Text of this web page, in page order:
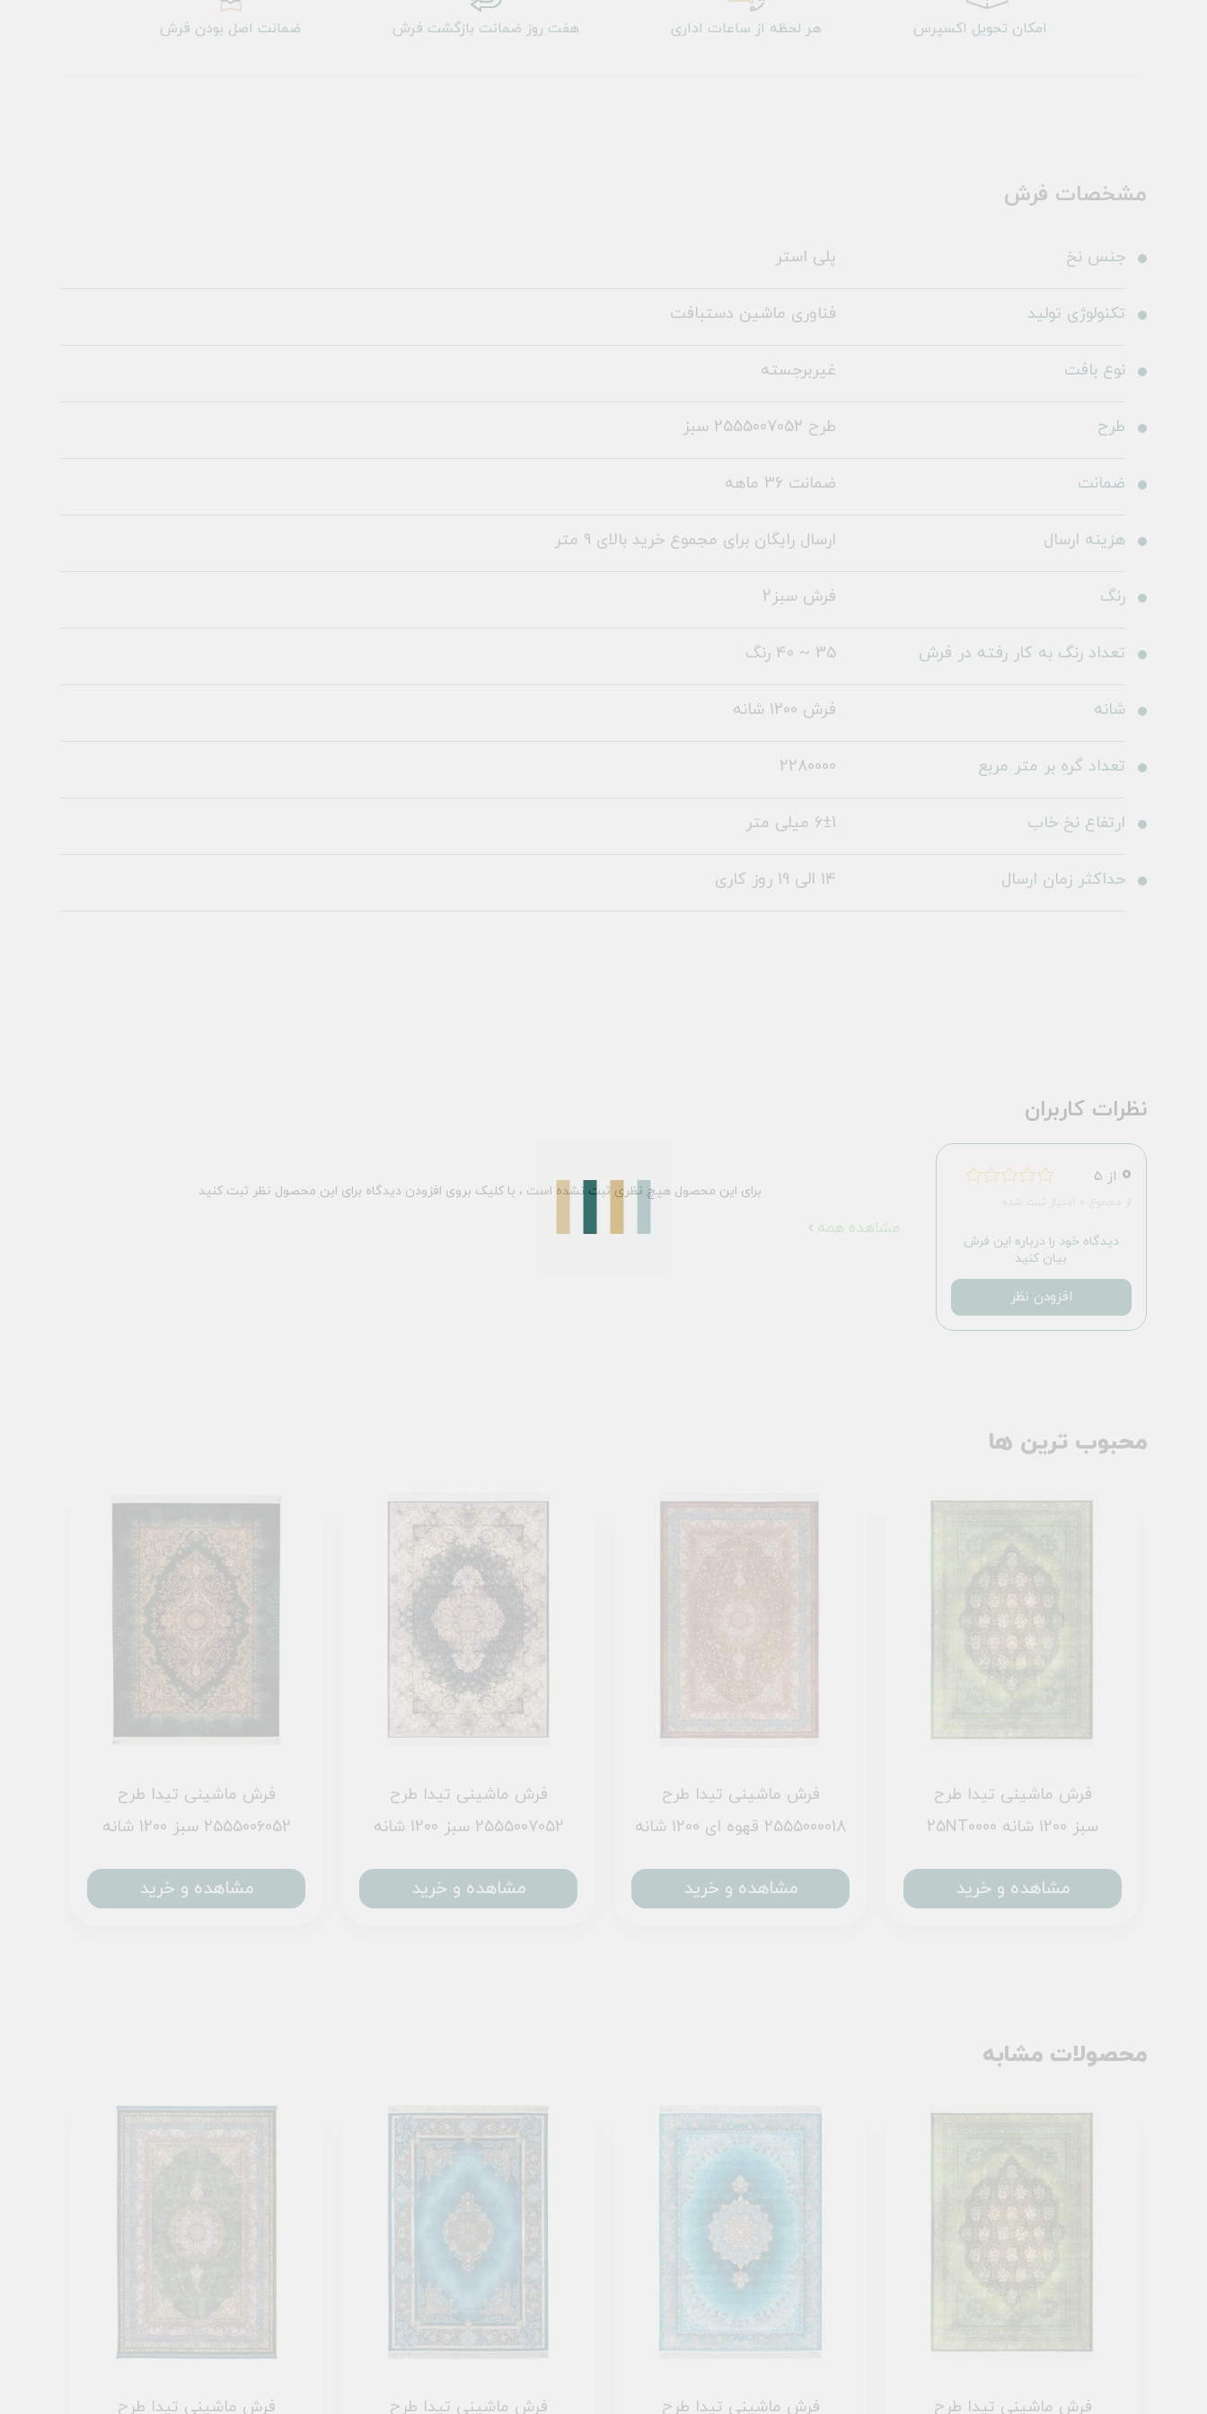
امکان تحویل اکسپرس هر لحظه از ساعات اداری هفت روز ضمانت بازگشت فرش ضمانت اصل بودن فرش
مشخصات فرش
جنس نخ پلی استر
تکنولوژی تولید فناوری ماشین دستبافت
نوع بافت غیربرجسته
طرح طرح 2555007052 سبز
ضمانت ضمانت 36 ماهه
هزینه ارسال ارسال رایگان برای مجموع خرید بالای 9 متر
رنگ فرش سبز2
تعداد رنگ به کار رفته در فرش 35 ~ 40 رنگ
شانه فرش 1200 شانه
تعداد گره بر متر مربع 2280000
ارتفاع نخ خاب 6±1 میلی متر
حداکثر زمان ارسال 14 الی 19 روز کاری
نظرات کاربران
0 از 5
دیدگاه خود را درباره این فرش
بیان کنید
افزودن نظر
برای این محصول هیچ نظری ثبت نشده است ، با کلیک بروی افزودن دیدگاه برای این محصول نظر ثبت کنید
مشاهده همه
محبوب ترین ها
فرش ماشینی تیدا طرح
2555006052 سبز 1200 شانه
مشاهده و خرید
فرش ماشینی تیدا طرح
2555007052 سبز 1200 شانه
مشاهده و خرید
فرش ماشینی تیدا طرح
2555000018 قهوه ای 1200 شانه
مشاهده و خرید
فرش ماشینی تیدا طرح
25NT0000 سبز 1200 شانه
مشاهده و خرید
محصولات مشابه
فرش ماشینی تیدا طرح فرش ماشینی تیدا طرح فرش ماشینی تیدا طرح فرش ماشینی تیدا طرح